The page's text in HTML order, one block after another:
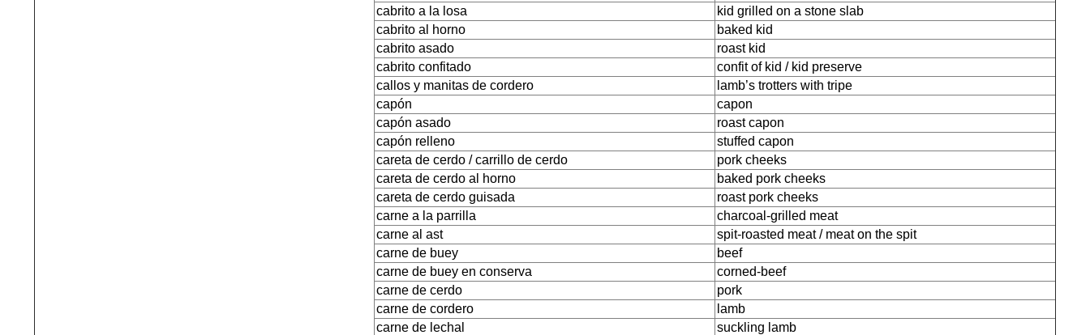
cabrito a la losa
kid grilled on a stone slab
cabrito al horno
baked kid
cabrito asado
roast kid
cabrito confitado
confit of kid / kid preserve
callos y manitas de cordero
lamb’s trotters with tripe
capón
capon
capón asado
roast capon
capón relleno
stuffed capon
careta de cerdo / carrillo de cerdo
pork cheeks
careta de cerdo al horno
baked pork cheeks
careta de cerdo guisada
roast pork cheeks
carne a la parrilla
charcoal-grilled meat
carne al ast
spit-roasted meat / meat on the spit
carne de buey
beef
carne de buey en conserva
corned-beef
carne de cerdo
pork
carne de cordero
lamb
carne de lechal
suckling lamb